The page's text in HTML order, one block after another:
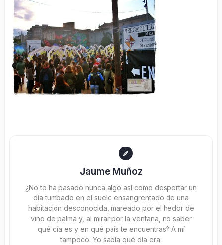
Jaume Muñoz
¿No te ha pasado nunca algo así como despertar un
día tumbado en el suelo ensangrentado de una
habitación desconocida, mareado por el hedor de
vino de palma y, al mirar por la ventana, no saber
qué día es y en qué país te encuentras? A mí
tampoco. Yo sabía qué día era.